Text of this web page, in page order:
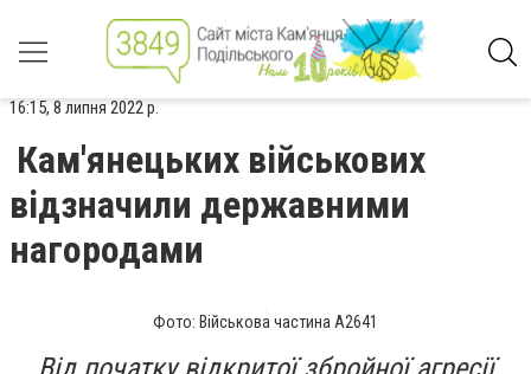
16:15, 8 липня 2022 р.
Кам'янецьких військових
відзначили державними
нагородами
Фото: Військова частина А2641